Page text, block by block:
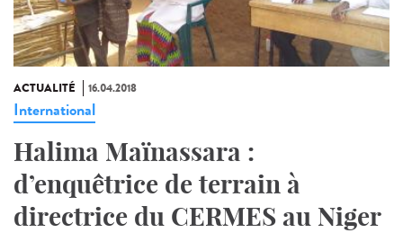
ACTUALITÉ 16.04.2018
International
Halima Maïnassara :
d’enquêtrice de terrain à
directrice du CERMES au Niger